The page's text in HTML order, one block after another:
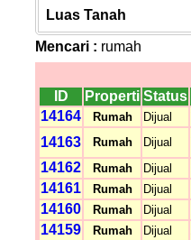
Luas Tanah
Mencari : rumah
ID
Properti Status
14164
Rumah Dijual
14163 Rumah Dijual
14162 Rumah Dijual
14161 Rumah Dijual
14160 Rumah Dijual
14159 Rumah Dijual